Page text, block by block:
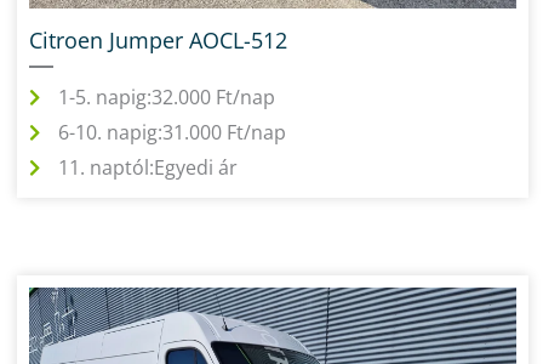
Citroen Jumper AOCL-512
1-5. napig:32.000 Ft/nap
6-10. napig:31.000 Ft/nap
11. naptól:Egyedi ár